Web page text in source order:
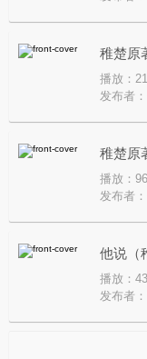
稚楚原
题曲《
播放：
发布者：
稚楚原
告
播放：
发布者：
他说（
播放：
发布者：